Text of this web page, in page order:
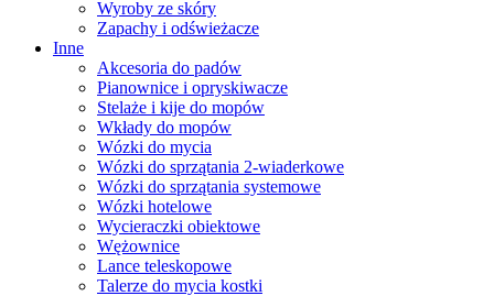
Wyroby ze skóry
Zapachy i odświeżacze
Inne
Akcesoria do padów
Pianownice i opryskiwacze
Stelaże i kije do mopów
Wkłady do mopów
Wózki do mycia
Wózki do sprzątania 2-wiaderkowe
Wózki do sprzątania systemowe
Wózki hotelowe
Wycieraczki obiektowe
Wężownice
Lance teleskopowe
Talerze do mycia kostki